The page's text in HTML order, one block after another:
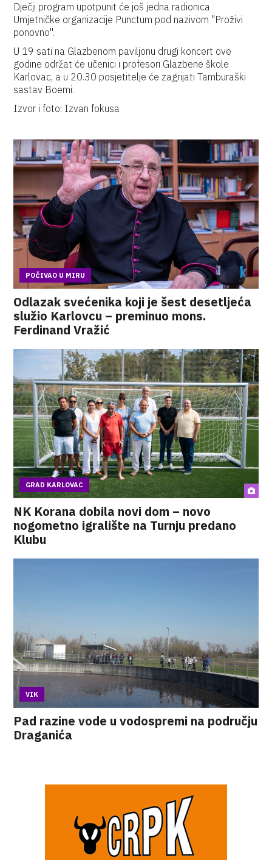
Dječji program upotpunit će još jedna radionica
Umjetničke organizacije Punctum pod nazivom "Proživi
ponovno".
U 19 sati na Glazbenom paviljonu drugi koncert ove
godine održat će učenici i profesori Glazbene škole
Karlovac, a u 20.30 posjetitelje će zagrijati Tamburaški
sastav Boemi.
Izvor i foto: Izvan fokusa
POČIVAO U MIRU
Odlazak svećenika koji je šest desetljeća
služio Karlovcu – preminuo mons.
Ferdinand Vražić
GRAD KARLOVAC
NK Korana dobila novi dom – novo
nogometno igralište na Turnju predano
Klubu
VIK
Pad razine vode u vodospremi na području
Draganića